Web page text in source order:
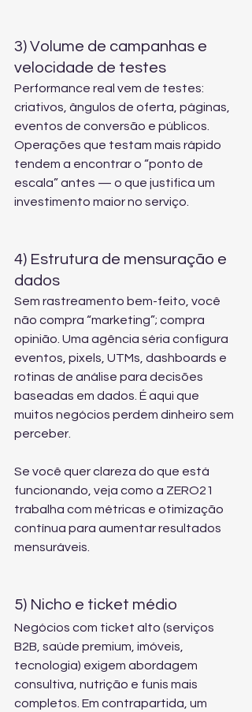
3) Volume de campanhas e
velocidade de testes
Performance real vem de testes:
criativos, ângulos de oferta, páginas,
eventos de conversão e públicos.
Operações que testam mais rápido
tendem a encontrar o “ponto de
escala” antes — o que justifica um
investimento maior no serviço.
4) Estrutura de mensuração e
dados
Sem rastreamento bem-feito, você
não compra “marketing”; compra
opinião. Uma agência séria configura
eventos, pixels, UTMs, dashboards e
rotinas de análise para decisões
baseadas em dados. É aqui que
muitos negócios perdem dinheiro sem
perceber.
Se você quer clareza do que está
funcionando, veja como a ZERO21
trabalha com métricas e otimização
contínua para aumentar resultados
mensuráveis.
5) Nicho e ticket médio
Negócios com ticket alto (serviços
B2B, saúde premium, imóveis,
tecnologia) exigem abordagem
consultiva, nutrição e funis mais
completos. Em contrapartida, um